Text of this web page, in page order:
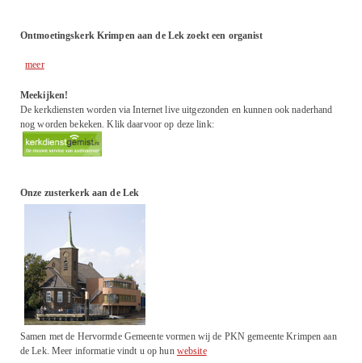
Ontmoetingskerk Krimpen aan de Lek zoekt een organist
meer
Meekijken!
De kerkdiensten worden via Internet live uitgezonden en kunnen ook naderhand
nog worden bekeken. Klik daarvoor op deze link:
Onze zusterkerk aan de Lek
Samen met de Hervormde Gemeente vormen wij de PKN gemeente Krimpen aan
de Lek. Meer informatie vindt u op hun website